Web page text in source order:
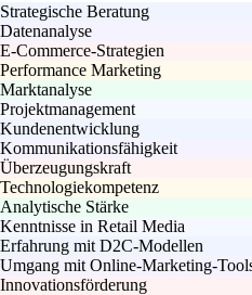
Strategische Beratung
Datenanalyse
E-Commerce-Strategien
Performance Marketing
Marktanalyse
Projektmanagement
Kundenentwicklung
Kommunikationsfähigkeit
Überzeugungskraft
Technologiekompetenz
Analytische Stärke
Kenntnisse in Retail Media
Erfahrung mit D2C-Modellen
Umgang mit Online-Marketing-
Innovationsförderung